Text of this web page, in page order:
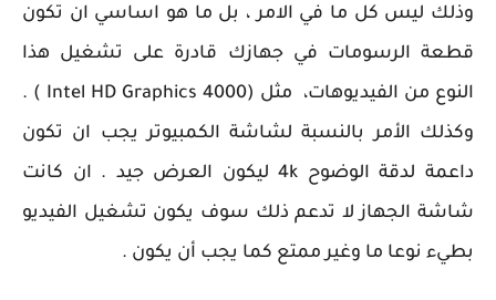
وذلك ليس كل ما في الامر ، بل ما هو اساسي ان تكون
قطعة الرسومات في جهازك قادرة على تشغيل هذا
النوع من الفيديوهات، مثل (Intel HD Graphics 4000 ) .
وكذلك الأمر بالنسبة لشاشة الكمبيوتر يجب ان تكون
داعمة لدقة الوضوح 4k ليكون العرض جيد . ان كانت
شاشة الجهاز لا تدعم ذلك سوف يكون تشغيل الفيديو
بطيء نوعا ما وغير ممتع كما يجب أن يكون .